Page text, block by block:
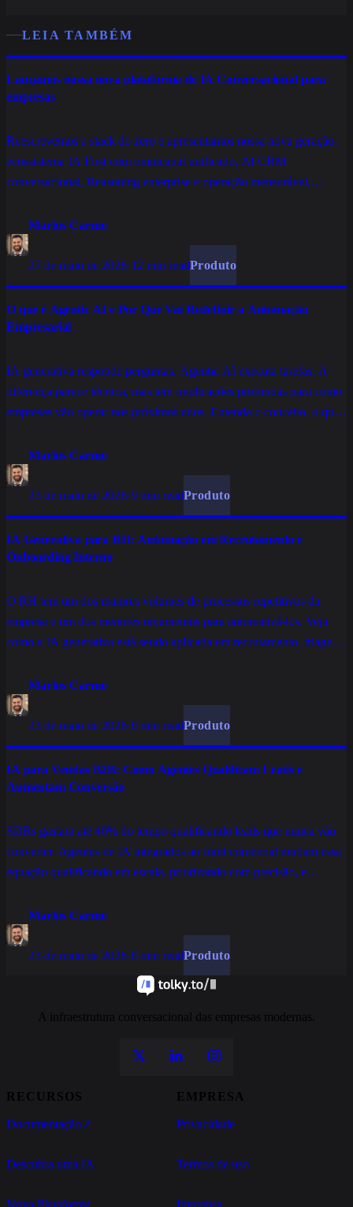
LEIA TAMBÉM
Lançamos nossa nova plataforma de IA Conversacional para
empresas
Reescrevemos a stack do zero e apresentamos nossa nova geração:
ecossistema IA First com omnicanal unificado, AI CRM
conversacional, Reasoning enterprise e operação mensurável,
empilhar ferramentas.
Marlos Carmo
27 de maio de 2026·12 min readProduto
O que é Agentic AI e Por Que Vai Redefinir a Automação
Empresarial
IA generativa responde perguntas. Agentic AI executa tarefas. A
diferença parece técnica, mas tem implicações profundas para como
empresas vão operar nos próximos anos. Entenda o conceito, o que
Marlos Carmo
23 de maio de 2026·9 min readProduto
IA Generativa para RH: Automação em Recrutamento e
Onboarding Interno
O RH tem um dos maiores volumes de processos repetitivos da
empresa e um dos menores orçamentos para automatizá-los. Veja
como a IA generativa está sendo aplicada em recrutamento, triagem
Marlos Carmo
23 de maio de 2026·8 min readProduto
IA para Vendas B2B: Como Agentes Qualificam Leads e
Aumentam Conversão
SDRs gastam até 40% do tempo qualificando leads que nunca vão
converter. Agentes de IA integrados ao funil comercial mudam essa
equação qualificando em escala, priorizando com precisão, e
Marlos Carmo
23 de maio de 2026·8 min readProduto
A infraestrutura conversacional das empresas modernas.
RECURSOS
Documentação↗
Descubra uma IA
EMPRESA
Privacidade
Termos de uso